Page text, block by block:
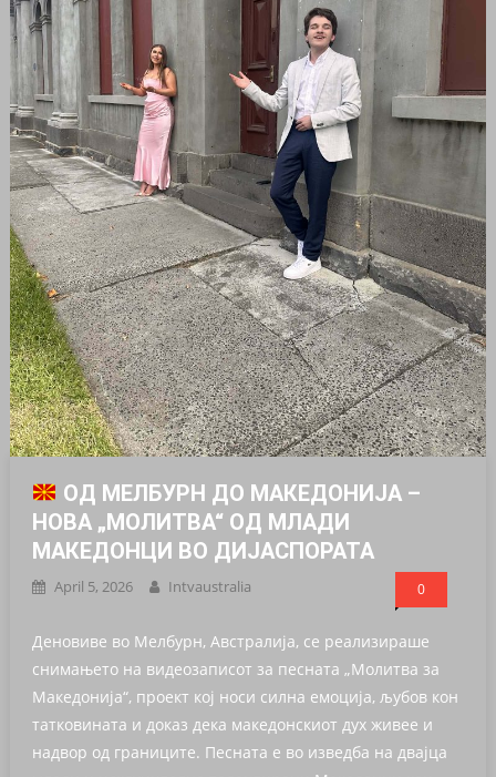
ОД МЕЛБУРН ДО МАКЕДОНИЈА –
НОВА „МОЛИТВА“ ОД МЛАДИ
МАКЕДОНЦИ ВО ДИЈАСПОРАТА
April 5, 2026 Intvaustralia 0
Деновиве во Мелбурн, Австралија, се реализираше
снимањето на видеозаписот за песната „Молитва за
Македонија“, проект кој носи силна емоција, љубов кон
татковината и доказ дека македонскиот дух живее и
надвор од границите. Песната е во изведба на двајца